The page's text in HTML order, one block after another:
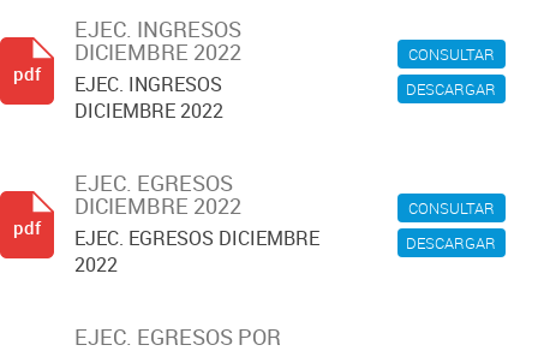
CONSULTAR
DESCARGAR
EJEC. INGRESOS
DICIEMBRE 2022
EJEC. INGRESOS
DICIEMBRE 2022
pdf
CONSULTAR
DESCARGAR
EJEC. EGRESOS
DICIEMBRE 2022
EJEC. EGRESOS DICIEMBRE
2022
pdf
EJEC. EGRESOS POR